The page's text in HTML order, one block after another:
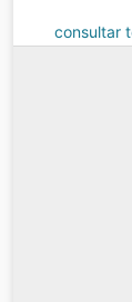
consultar